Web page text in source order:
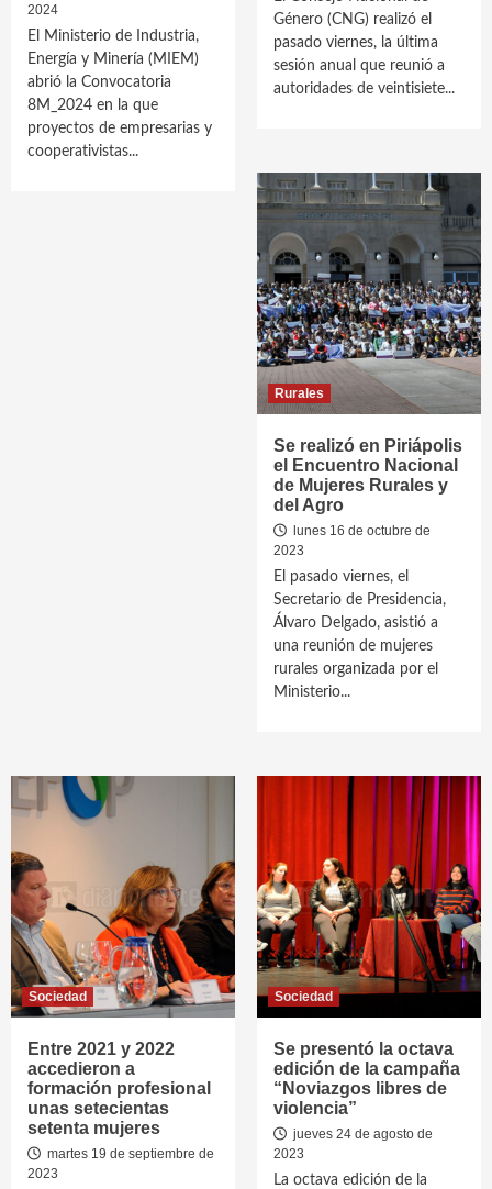
2024
El Ministerio de Industria,
Energía y Minería (MIEM)
abrió la Convocatoria
8M_2024 en la que
proyectos de empresarias y
cooperativistas...
Género (CNG) realizó el
pasado viernes, la última
sesión anual que reunió a
autoridades de veintisiete...
Rurales
Se realizó en Piriápolis
el Encuentro Nacional
de Mujeres Rurales y
del Agro
lunes 16 de octubre de
2023
El pasado viernes, el
Secretario de Presidencia,
Álvaro Delgado, asistió a
una reunión de mujeres
rurales organizada por el
Ministerio...
Sociedad
Entre 2021 y 2022
accedieron a
formación profesional
unas setecientas
setenta mujeres
martes 19 de septiembre de
2023
Sociedad
Se presentó la octava
edición de la campaña
“Noviazgos libres de
violencia”
jueves 24 de agosto de
2023
La octava edición de la